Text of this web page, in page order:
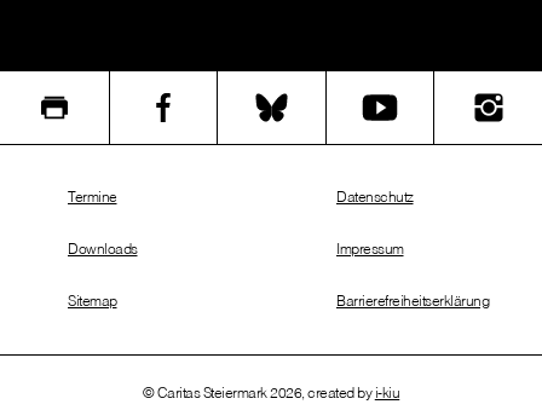
© Caritas Steiermark 2026, created by i-kiu
Termine
Downloads
Sitemap
Datenschutz
Impressum
Barrierefreiheitserklärung